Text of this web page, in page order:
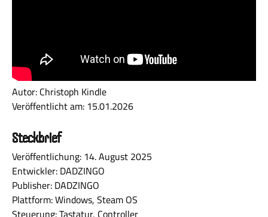
Autor: Christoph Kindle
Veröffentlicht am: 15.01.2026
Steckbrief
Veröffentlichung: 14. August 2025
Entwickler: DADZINGO
Publisher: DADZINGO
Plattform: Windows, Steam OS
Steuerung: Tastatur, Controller